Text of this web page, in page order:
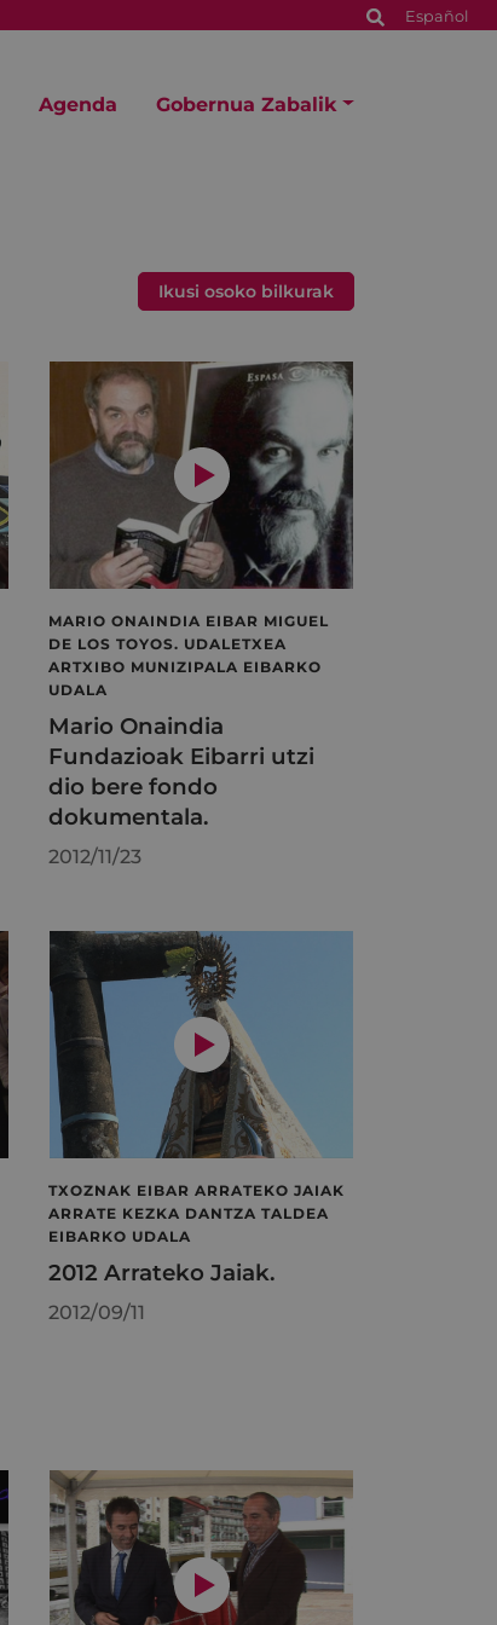
Español
Agenda Gobernua Zabalik
Ikusi osoko bilkurak
MARIO ONAINDIA EIBAR MIGUEL
DE LOS TOYOS. UDALETXEA
ARTXIBO MUNIZIPALA EIBARKO
UDALA
Mario Onaindia
Fundazioak Eibarri utzi
dio bere fondo
dokumentala.
2012/11/23
TXOZNAK EIBAR ARRATEKO JAIAK
ARRATE KEZKA DANTZA TALDEA
EIBARKO UDALA
2012 Arrateko Jaiak.
2012/09/11